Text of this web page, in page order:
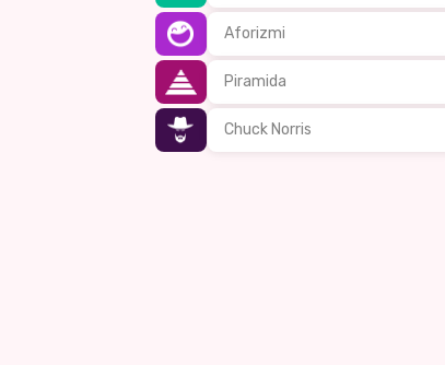
Aforizmi
Piramida
Chuck Norris